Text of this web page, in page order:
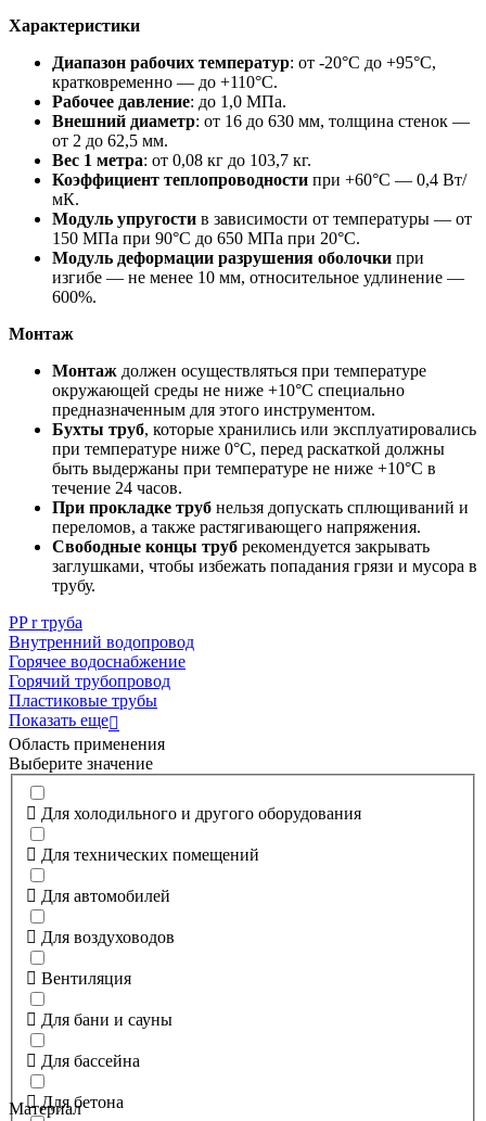
Характеристики
Диапазон рабочих температур: от -20°C до +95°C,
кратковременно — до +110°C.
Рабочее давление: до 1,0 МПа.
Внешний диаметр: от 16 до 630 мм, толщина стенок —
от 2 до 62,5 мм.
Вес 1 метра: от 0,08 кг до 103,7 кг.
Коэффициент теплопроводности при +60°С — 0,4 Вт/
мК.
Модуль упругости в зависимости от температуры — от
150 МПа при 90°С до 650 МПа при 20°С.
Модуль деформации разрушения оболочки при
изгибе — не менее 10 мм, относительное удлинение —
600%.
Монтаж
Монтаж должен осуществляться при температуре
окружающей среды не ниже +10°С специально
предназначенным для этого инструментом.
Бухты труб, которые хранились или эксплуатировались
при температуре ниже 0°С, перед раскаткой должны
быть выдержаны при температуре не ниже +10°С в
течение 24 часов.
При прокладке труб нельзя допускать сплющиваний и
переломов, а также растягивающего напряжения.
Свободные концы труб рекомендуется закрывать
заглушками, чтобы избежать попадания грязи и мусора в
трубу.
PP r труба
Внутренний водопровод
Горячее водоснабжение
Горячий трубопровод
Пластиковые трубы
Показать еще
Область применения
Выберите значение
Для холодильного и другого оборудования
Для технических помещений
Для автомобилей
Для воздуховодов
Вентиляция
Для бани и сауны
Для бассейна
Для бетона
Материал